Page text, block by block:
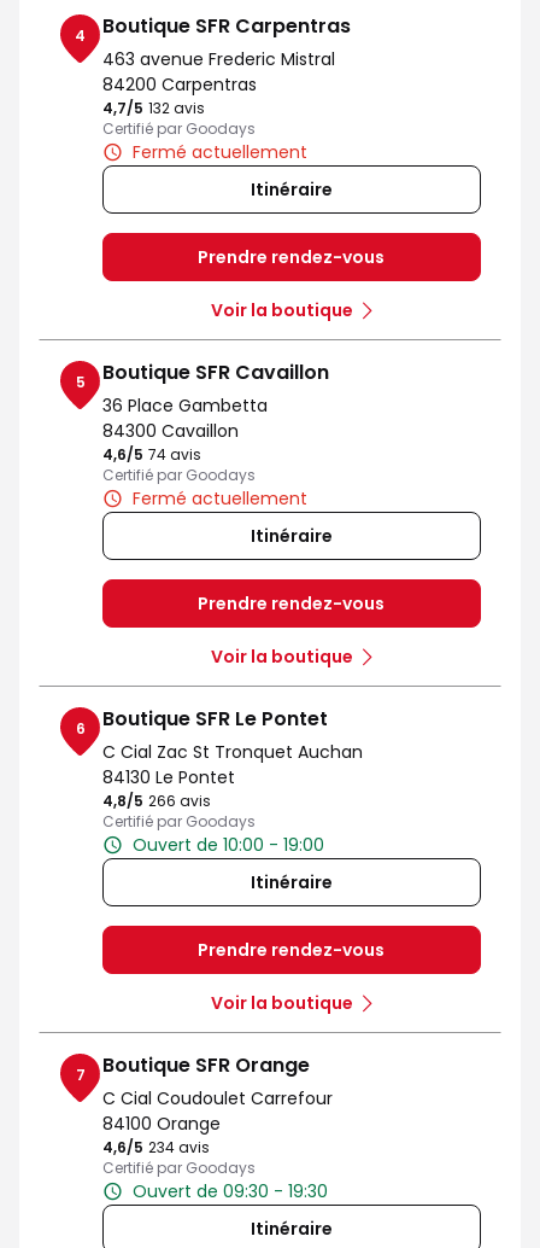
4 Boutique SFR Carpentras
463 avenue Frederic Mistral
84200 Carpentras
4,7/5 Note de 4.7 sur 5
132 avis
Certifié par Goodays
Fermé actuellement
Itinéraire
Prendre rendez-vous
Voir la boutique
5 Boutique SFR Cavaillon
36 Place Gambetta
84300 Cavaillon
4,6/5 Note de 4.6 sur 5
74 avis
Certifié par Goodays
Fermé actuellement
Itinéraire
Prendre rendez-vous
Voir la boutique
6 Boutique SFR Le Pontet
C Cial Zac St Tronquet Auchan
84130 Le Pontet
4,8/5 Note de 4.8 sur 5
266 avis
Certifié par Goodays
Ouvert de 10:00 - 19:00
Itinéraire
Prendre rendez-vous
Voir la boutique
7 Boutique SFR Orange
C Cial Coudoulet Carrefour
84100 Orange
4,6/5 Note de 4.6 sur 5
234 avis
Certifié par Goodays
Ouvert de 09:30 - 19:30
Itinéraire